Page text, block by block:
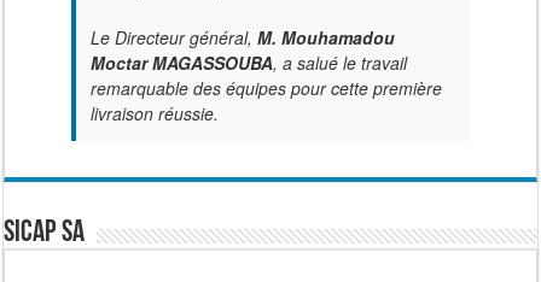
Le Directeur général, M. Mouhamadou
Moctar MAGASSOUBA, a salué le travail
remarquable des équipes pour cette première
livraison réussie.
SICAP SA